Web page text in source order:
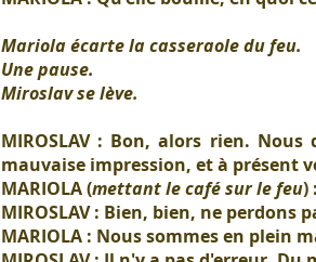
Mariola écarte la casseraole du feu.
Une pause.
Miroslav se lève.
MIROSLAV : Bon, alors rien.
mauvaise impression, et à présent
MARIOLA (mettant le café sur le feu)
MIROSLAV : Bien, bien, ne perdons
MARIOLA : Nous sommes en plein